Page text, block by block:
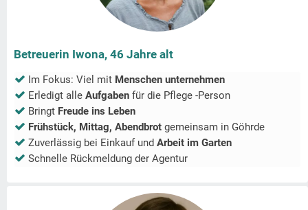
Betreuerin Iwona, 46 Jahre alt
Im Fokus: Viel mit Menschen unternehmen
Erledigt alle Aufgaben für die Pflege -Person
Bringt Freude ins Leben
Frühstück, Mittag, Abendbrot gemeinsam in Göhrde
Zuverlässig bei Einkauf und Arbeit im Garten
Schnelle Rückmeldung der Agentur